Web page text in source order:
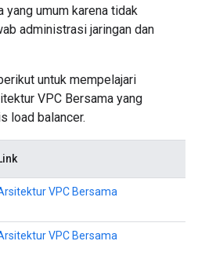
yang umum karena tidak
administrasi jaringan dan
untuk mempelajari
VPC Bersama yang
load balancer.
VPC Bersama
VPC Bersama